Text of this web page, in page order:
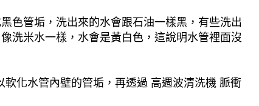
色管垢，洗出來的水會跟石油一樣黑，有些洗出
洗米水一樣，水會是黃白色，這說明水管裡面沒
化水管內壁的管垢，再透過 高週波清洗機 脈衝